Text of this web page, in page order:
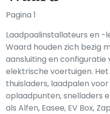
Pagina 1
Laadpaalinstallateurs en -
Waard houden zich bezig
aansluiting en
elektrische voertuigen.
thuisladers, laadpalen
oplaadpunten, snelladers
als Alfen, Easee, EV Box,